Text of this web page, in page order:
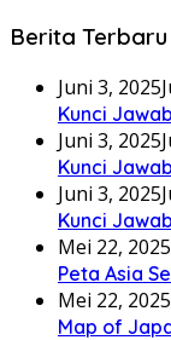
Berita Terbaru
Juni 3, 2025
Kunci
Juni 3, 2025
Kunci
Juni 3, 2025
Kunci
Mei 22, 2025
Peta Asia
Mei 22, 2025
Map of